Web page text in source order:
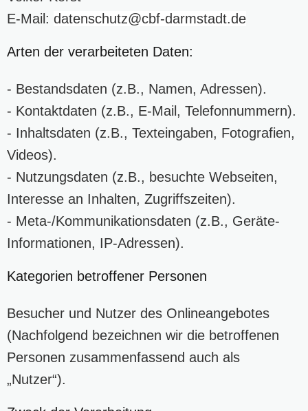
E-Mail: datenschutz@cbf-darmstadt.de
Arten der verarbeiteten Daten:
- Bestandsdaten (z.B., Namen, Adressen).
- Kontaktdaten (z.B., E-Mail, Telefonnummern).
- Inhaltsdaten (z.B., Texteingaben, Fotografien,
Videos).
- Nutzungsdaten (z.B., besuchte Webseiten,
Interesse an Inhalten, Zugriffszeiten).
- Meta-/Kommunikationsdaten (z.B., Geräte-
Informationen, IP-Adressen).
Kategorien betroffener Personen
Besucher und Nutzer des Onlineangebotes
(Nachfolgend bezeichnen wir die betroffenen
Personen zusammenfassend auch als
„Nutzer“).